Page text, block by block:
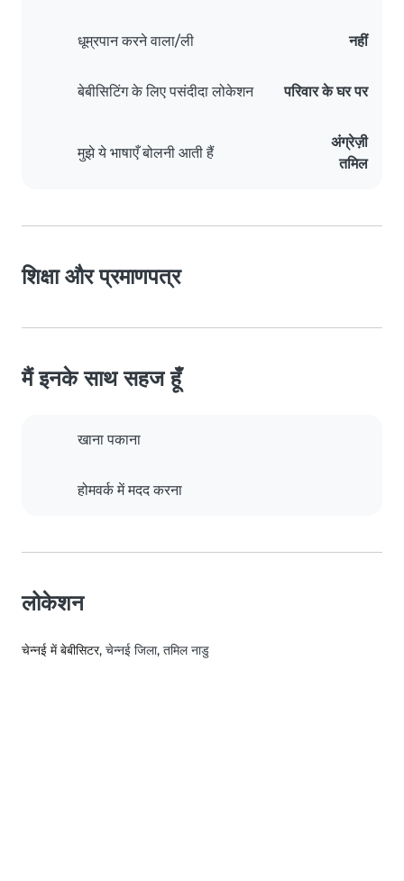
धूम्रपान करने वाला/ली नहीं
बेबीसिटिंग के लिए पसंदीदा लोकेशन परिवार के घर पर
मुझे ये भाषाएँ बोलनी आती हैं
अंग्रेज़ी
तमिल
शिक्षा और प्रमाणपत्र
मैं इनके साथ सहज हूँ
खाना पकाना
होमवर्क में मदद करना
लोकेशन
चेन्नई में बेबीसिटर, चेन्नई जिला, तमिल नाडु